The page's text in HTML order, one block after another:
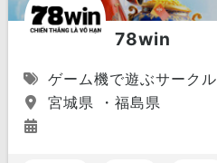
78win
ゲーム機で遊ぶサークル
宮城県 ・福島県